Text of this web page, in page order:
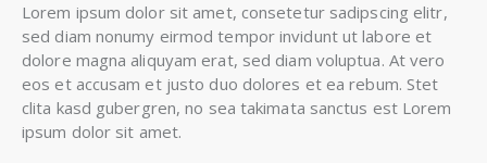
Lorem ipsum dolor sit amet, consetetur sadipscing elitr,
sed diam nonumy eirmod tempor invidunt ut labore et
dolore magna aliquyam erat, sed diam voluptua. At vero
eos et accusam et justo duo dolores et ea rebum. Stet
clita kasd gubergren, no sea takimata sanctus est Lorem
ipsum dolor sit amet.